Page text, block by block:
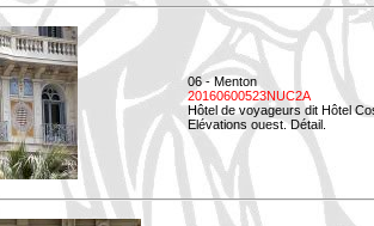
06 - Menton
20160600523NUC2A
Hôtel de voyageurs dit Hôtel
Elévations ouest. Détail.